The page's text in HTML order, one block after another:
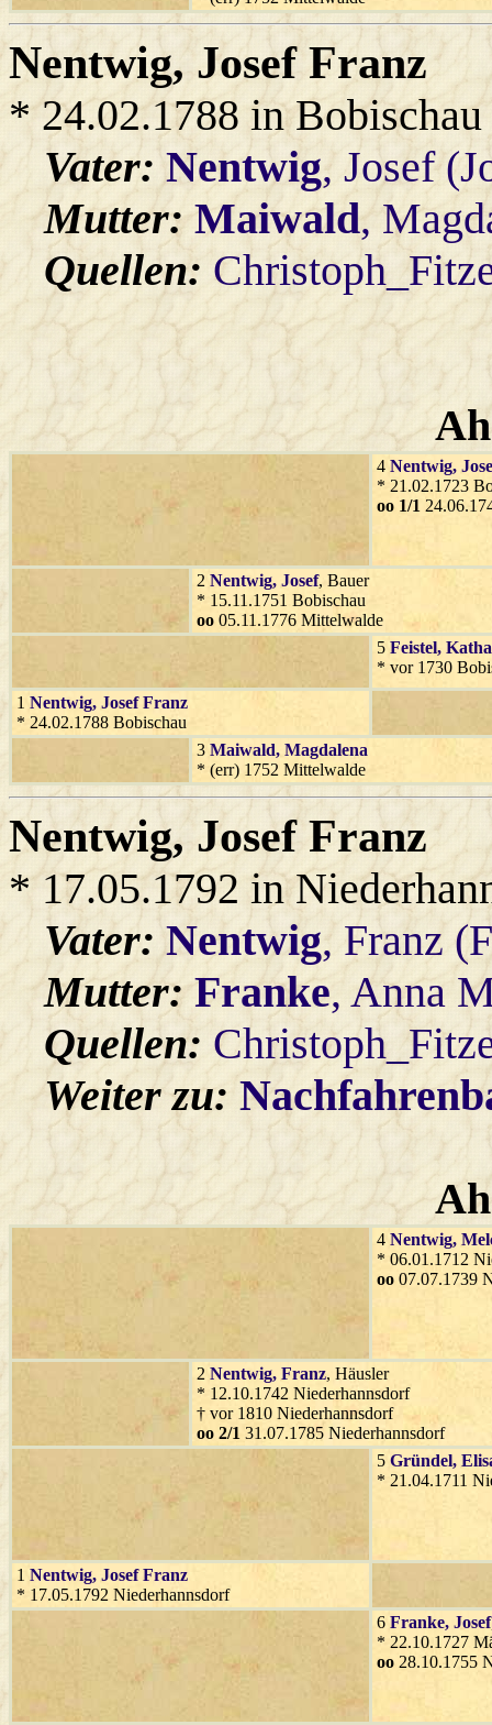
Nentwig, Josef Franz
* 24.02.1788 in Bobischau
Vater:Nentwig, Josef
Mutter:Maiwald,
Quellen:
4 Nentwig,
* 21.02.1723
oo 1/1
2 Nentwig, Josef, Bauer
* 15.11.1751 Bobischau
oo 05.11.1776 Mittelwalde
5 Feistel,
* vor 1730
1 Nentwig, Josef Franz
* 24.02.1788 Bobischau
3 Maiwald, Magdalena
* (err) 1752 Mittelwalde
Nentwig, Josef Franz
* 17.05.1792 in
Vater:Nentwig, Franz
Mutter:Franke, Anna
Quellen:
Weiter zu:
4 Nentwig,
* 06.01.1712
oo 07.07.1739
2 Nentwig, Franz, Häusler
* 12.10.1742 Niederhannsdorf
† vor 1810 Niederhannsdorf
oo 2/1 31.07.1785 Niederhannsdorf
5 Gründel,
* 21.04.1711
1 Nentwig, Josef Franz
* 17.05.1792 Niederhannsdorf
6 Franke, Josef
* 22.10.1727
oo 28.10.1755